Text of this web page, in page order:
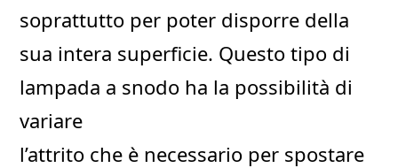
soprattutto per poter disporre della
sua intera superficie. Questo tipo di
lampada a snodo ha la possibilità di
variare
l’attrito che è necessario per spostare